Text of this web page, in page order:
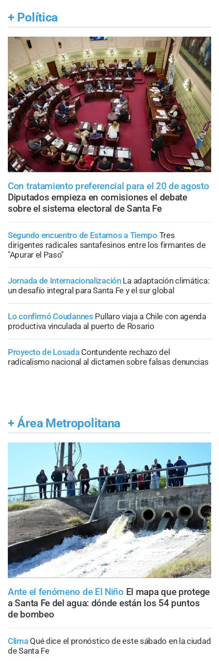
+ Política
Con tratamiento preferencial para el 20 de agosto
Diputados empieza en comisiones el debate
sobre el sistema electoral de Santa Fe
Segundo encuentro de Estamos a Tiempo Tres
dirigentes radicales santafesinos entre los firmantes de
"Apurar el Paso"
Jornada de Internacionalización La adaptación climática:
un desafío integral para Santa Fe y el sur global
Lo confirmó Coudannes Pullaro viaja a Chile con agenda
productiva vinculada al puerto de Rosario
Proyecto de Losada Contundente rechazo del
radicalismo nacional al dictamen sobre falsas denuncias
+ Área Metropolitana
Ante el fenómeno de El Niño El mapa que protege
a Santa Fe del agua: dónde están los 54 puntos
de bombeo
Clima Qué dice el pronóstico de este sábado en la ciudad
de Santa Fe